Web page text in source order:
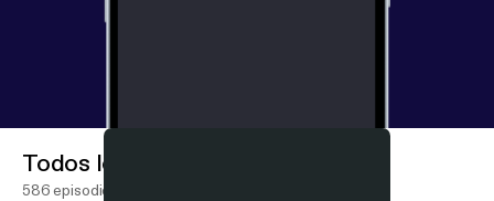
Todos los episodios
586 episodios